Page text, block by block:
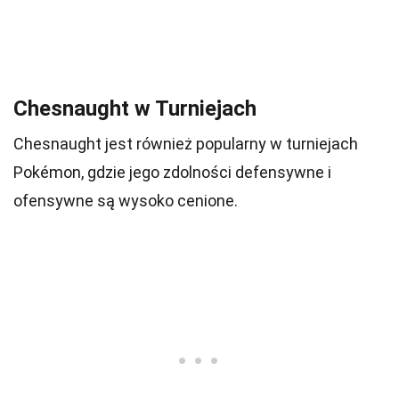
Chesnaught w Turniejach
Chesnaught jest również popularny w turniejach
Pokémon, gdzie jego zdolności defensywne i
ofensywne są wysoko cenione.